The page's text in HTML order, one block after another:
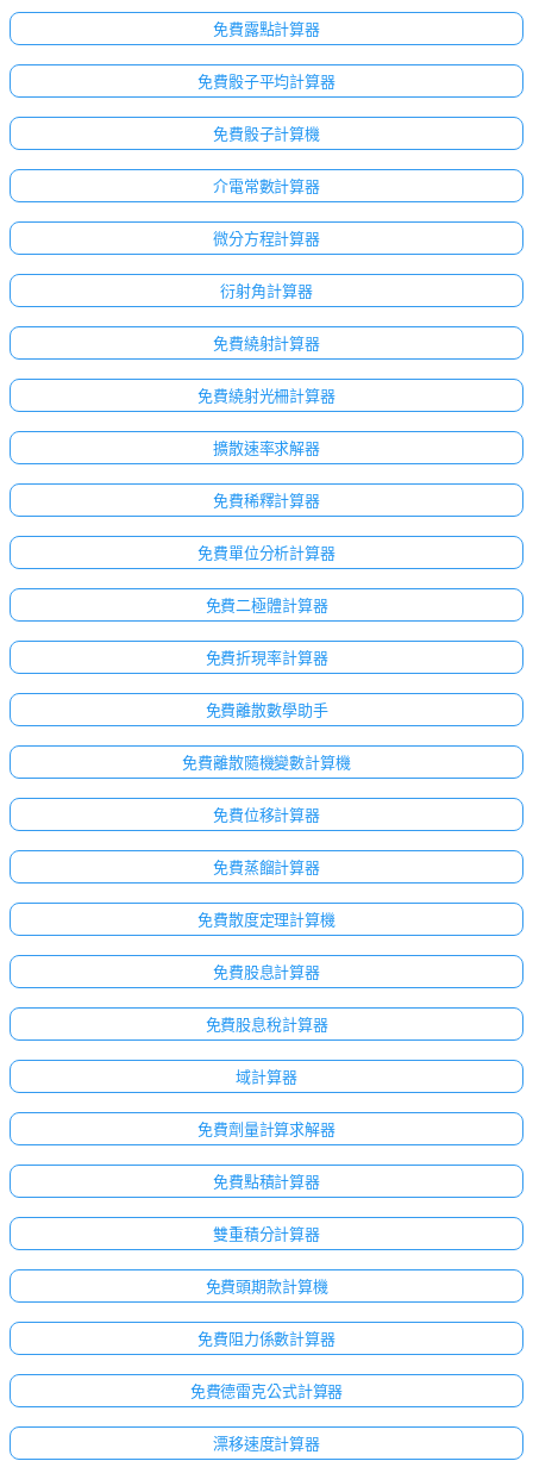
免費露點計算器
免費骰子平均計算器
免費骰子計算機
介電常數計算器
微分方程計算器
衍射角計算器
免費繞射計算器
免費繞射光柵計算器
擴散速率求解器
免費稀釋計算器
免費單位分析計算器
免費二極體計算器
免費折現率計算器
免費離散數學助手
免費離散隨機變數計算機
免費位移計算器
免費蒸餾計算器
免費散度定理計算機
免費股息計算器
免費股息稅計算器
域計算器
免費劑量計算求解器
免費點積計算器
雙重積分計算器
免費頭期款計算機
免費阻力係數計算器
免費德雷克公式計算器
漂移速度計算器